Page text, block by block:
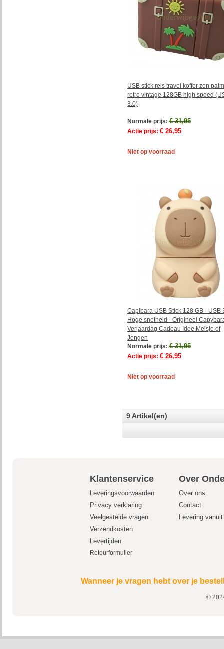
USB stick reis travel koffer zon
retro vintage 128GB high speed
3.0)
Normale prijs: € 31,95
Actie prijs: € 26,95
Niet op voorraad
Capibara USB Stick 128 GB - USB
Hoge snelheid - Origineel
Verjaardag Cadeau Idee Meisje of
Jongen
Normale prijs: € 31,95
Actie prijs: € 26,95
Niet op voorraad
9 Artikel(en)
Klantenservice Over
Leveringsvoorwaarden
Over ons
Privacy verklaring
Contact
Veelgestelde vragen
Levering
Verzendkosten
Levertijden
Retourformulier
Wanneer je vragen hebt over je
©